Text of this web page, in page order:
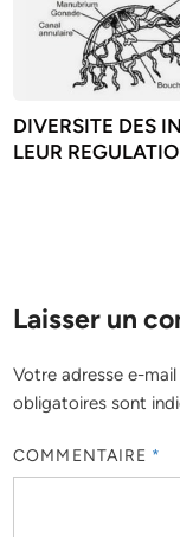
DIVERSITE DES
LEUR
Laisser un
Votre adresse e-
obligatoires sont
COMMENTAIRE *